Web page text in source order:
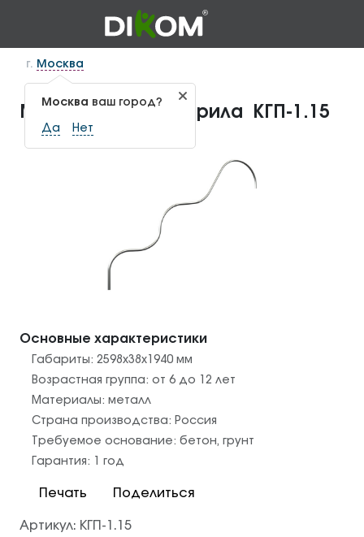
г. Москва
Москва ваш город?
Да Нет
Металлические перила КГП-1.15
Основные характеристики
Габариты: 2598x38x1940 мм
Возрастная группа: от 6 до 12 лет
Материалы: металл
Страна производства: Россия
Требуемое основание: бетон, грунт
Гарантия:
1 год
Печать Поделиться
Артикул: КГП-1.15